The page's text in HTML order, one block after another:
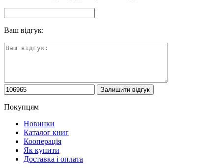
Ваш відгук:
Покупцям
Новинки
Каталог книг
Кооперація
Як купити
Доставка і оплата